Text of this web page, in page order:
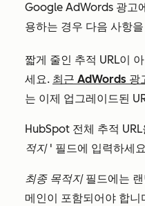
Google AdWords 광고
용하는 경우 다음 사항
짧게 줄인 추적 URL이
세요. 최근 AdWords 광
는 이제 업그레이드된
HubSpot 전체 추적
적지' 필드에 입력하세
최종 목적지필드에는 랜
메인이 포함되어야 합니